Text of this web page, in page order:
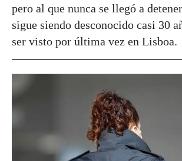
pero al que nunca se llegó a
sigue siendo desconocido casi 30
ser visto por última vez en Lisboa.